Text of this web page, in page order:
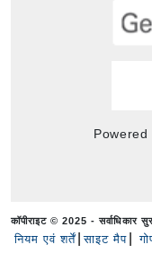
Powered
कॉपीराइट © 2025 - सर्वाधिकार
नियम एवं शर्तें साइट मैप